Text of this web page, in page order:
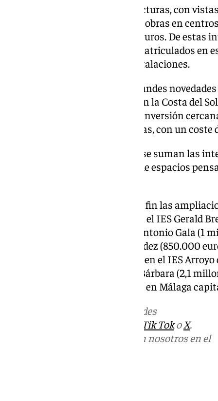
En lo que se refiere a infraestructuras, con
o han finalizado un total de 350 obras en
presupuesto 124,2 millones de euros. De estas
cerca de 150.000 estudiantes matriculados en
ampliadas o mejoradas sus instalaciones.
En el caso de Málaga, las dos grandes
nuevos centros de Secundaria en la Costa del
Marbella, que ha supuesto una inversión
IES Ana Carmona Veleta de Mijas, con un coste
A ello, entre otras actuaciones, se suman las
Consejería para la ampliación de espacios
Así, se han acometido para este fin las
(525.000 euros), en Cártama; en el IES Gerald
Alhaurín de la Torre; en el IES Antonio Gala (1
el IES Pintor José María Fernández (850.000
del Sol (1 millón), en Archidona; en el IES
Benalmádena; en el IES Santa Bárbara (2,1
Aldehuela (2,7 millones), ambos en Málaga
en las redes
Tik TokoX.
Puedes ponerte en contacto con nosotros en el